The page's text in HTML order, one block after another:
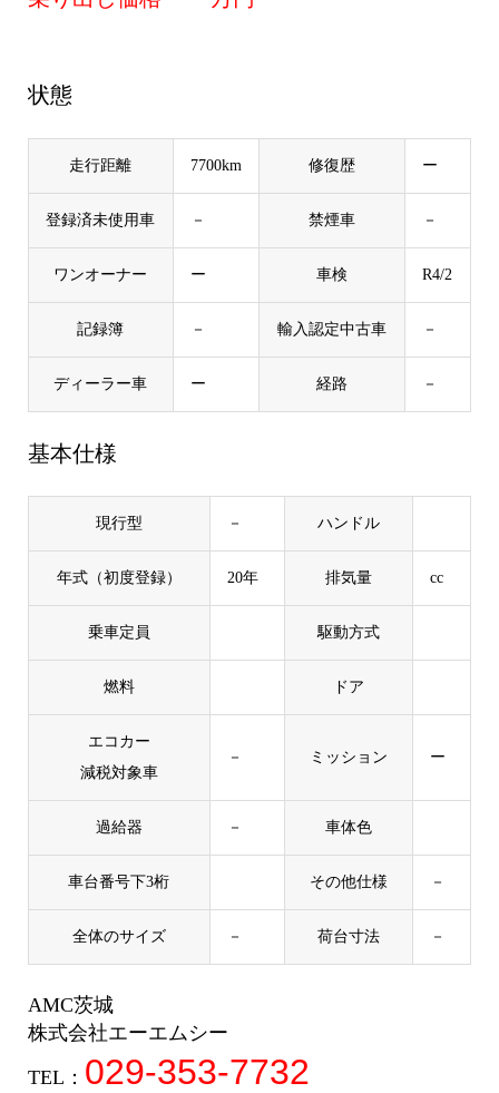
状態
走行距離 7700km 修復歴 ー
登録済未使用車 － 禁煙車 －
ワンオーナー ー 車検 R4/2
記録簿 － 輸入認定中古車 －
ディーラー車 ー 経路 －
基本仕様
現行型 － ハンドル
年式（初度登録） 20年 排気量 cc
乗車定員 駆動方式
燃料 ドア
エコカー
減税対象車
－ ミッション ー
過給器 － 車体色
車台番号下3桁 その他仕様 －
全体のサイズ － 荷台寸法 －
AMC茨城
株式会社エーエムシー
TEL： 029-353-7732